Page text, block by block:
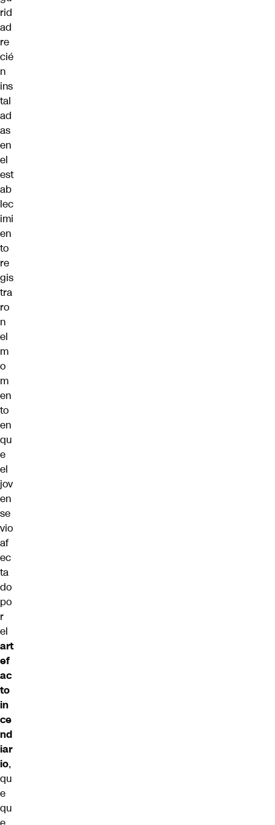
rid
ad
re
cié
n
ins
tal
ad
as
en
el
est
ab
lec
imi
en
to
re
gis
tra
ro
n
el
m
o
m
en
to
en
qu
e
el
jov
en
se
vio
af
ec
ta
do
po
r
el
art
ef
ac
to
in
ce
nd
iar
io,
qu
e
qu